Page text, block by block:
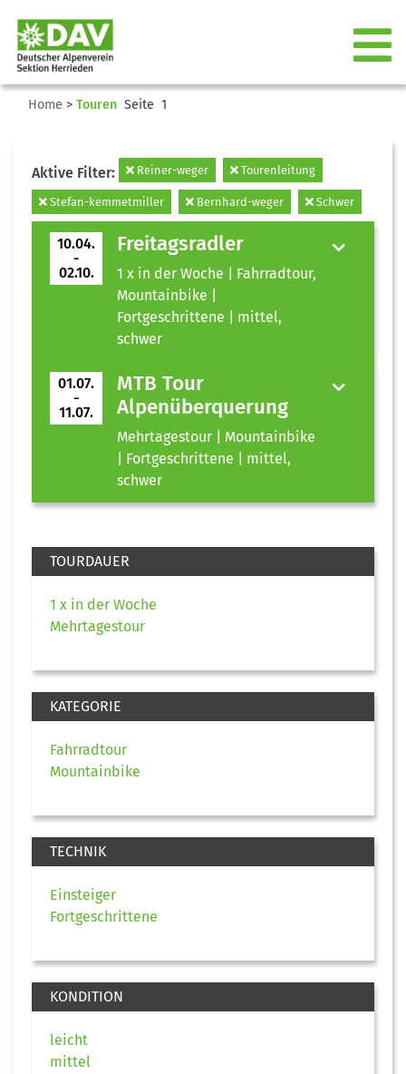
Home > Touren Seite 1
Aktive Filter: Reiner-weger Tourenleitung
Stefan-kemmetmiller Bernhard-weger Schwer
10.04.
-
02.10.
Freitagsradler
1 x in der Woche | Fahrradtour,
Mountainbike |
Fortgeschrittene | mittel,
schwer
01.07.
-
11.07.
MTB Tour
Alpenüberquerung
Mehrtagestour | Mountainbike
| Fortgeschrittene | mittel,
schwer
TOURDAUER
1 x in der Woche
Mehrtagestour
KATEGORIE
Fahrradtour
Mountainbike
TECHNIK
Einsteiger
Fortgeschrittene
KONDITION
leicht
mittel